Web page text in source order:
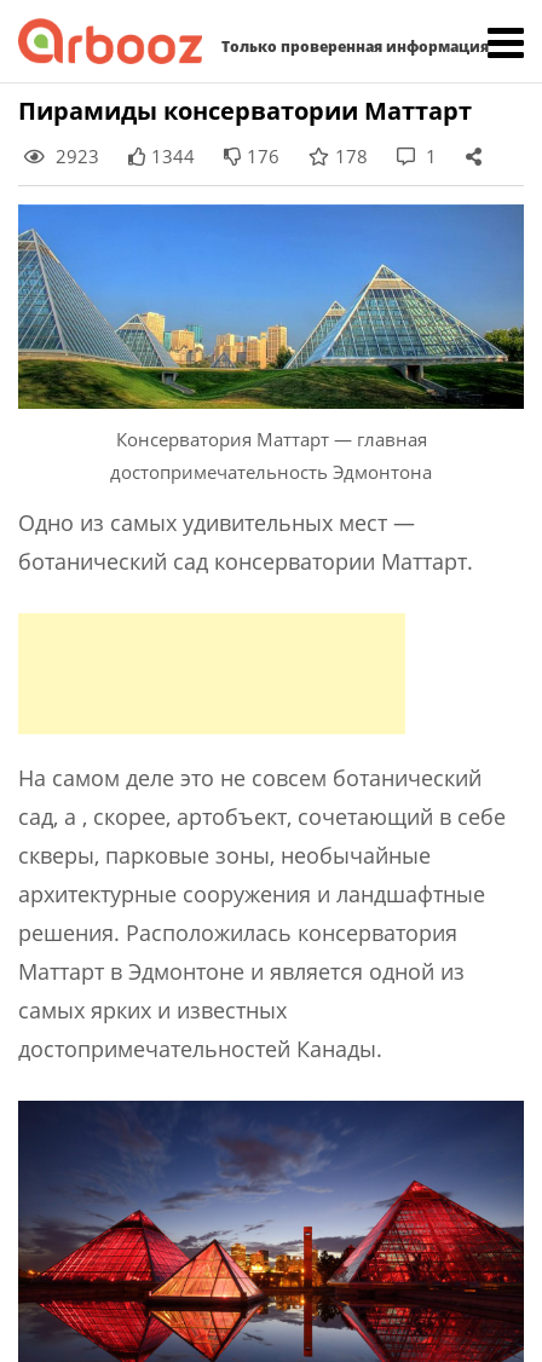
Только проверенная информация
Skip
content
Пирамиды консерватории Маттарт
2923 1344 176 178 1
Консерватория Маттарт — главная
достопримечательность Эдмонтона
Одно из самых удивительных мест —
ботанический сад консерватории Маттарт.
На самом деле это не совсем ботанический
сад, а , скорее, артобъект, сочетающий в себе
скверы, парковые зоны, необычайные
архитектурные сооружения и ландшафтные
решения. Расположилась консерватория
Маттарт в Эдмонтоне и является одной из
самых ярких и известных
достопримечательностей Канады.
Найти: